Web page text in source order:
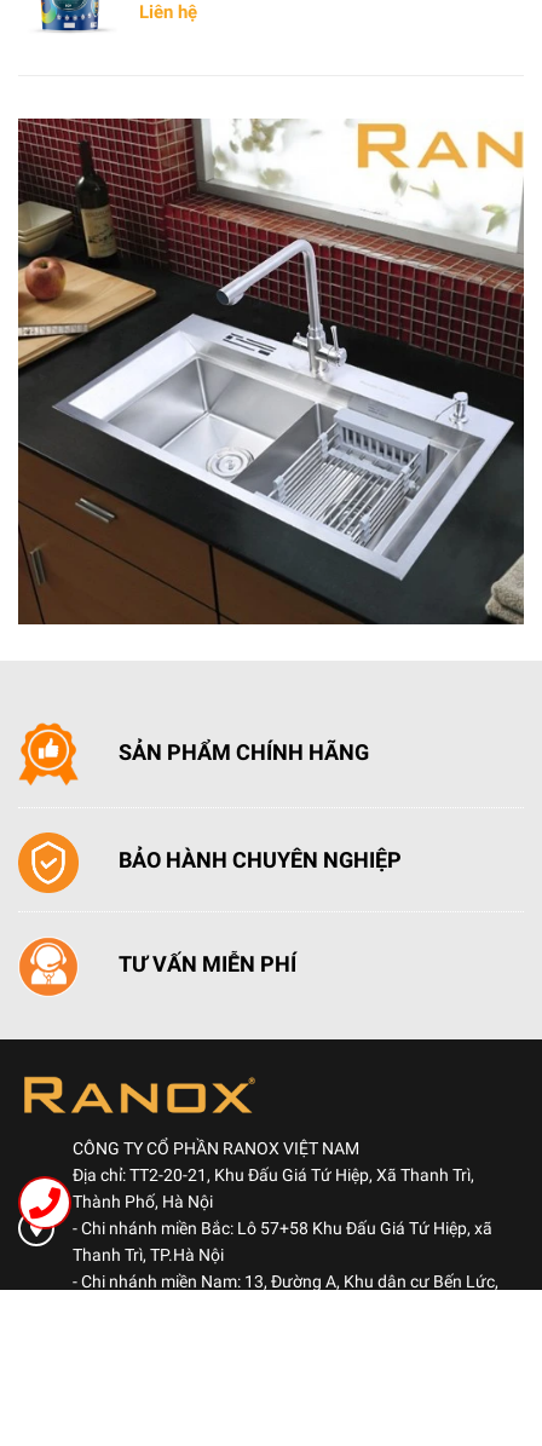
Liên hệ
SẢN PHẨM CHÍNH HÃNG
BẢO HÀNH CHUYÊN NGHIỆP
TƯ VẤN MIỄN PHÍ
CÔNG TY CỔ PHẦN RANOX VIỆT NAM
Địa chỉ: TT2-20-21, Khu Đấu Giá Tứ Hiệp, Xã Thanh Trì,
Thành Phố, Hà Nội
- Chi nhánh miền Bắc: Lô 57+58 Khu Đấu Giá Tứ Hiệp, xã
Thanh Trì, TP.Hà Nội
- Chi nhánh miền Nam: 13, Đường A, Khu dân cư Bến Lức,